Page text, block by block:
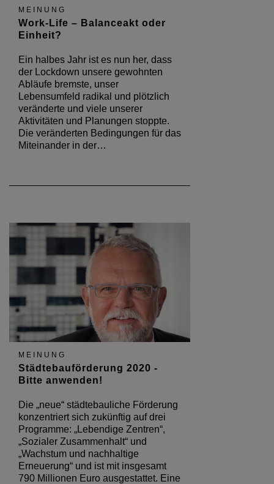
MEINUNG
Work-Life – Balanceakt oder
Einheit?
Ein halbes Jahr ist es nun her, dass
der Lockdown unsere gewohnten
Abläufe bremste, unser
Lebensumfeld radikal und plötzlich
veränderte und viele unserer
Aktivitäten und Planungen stoppte.
Die veränderten Bedingungen für das
Miteinander in der…
MEINUNG
Städtebauförderung 2020 -
Bitte anwenden!
Die „neue“ städtebauliche Förderung
konzentriert sich zukünftig auf drei
Programme: „Lebendige Zentren“,
„Sozialer Zusammenhalt“ und
„Wachstum und nachhaltige
Erneuerung“ und ist mit insgesamt
790 Millionen Euro ausgestattet. Eine